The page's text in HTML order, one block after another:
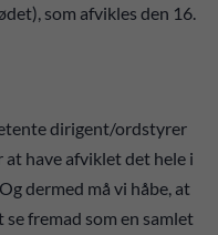
som afvikles den 16.
dirigent/ordstyrer
have afviklet det hele i
dermed må vi håbe, at
fremad som en samlet